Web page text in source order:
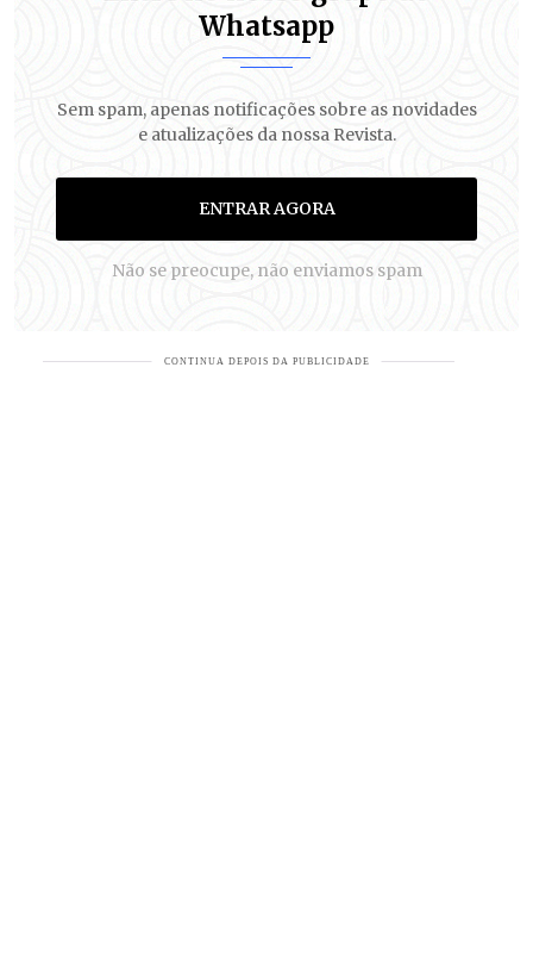
Whatsapp
Sem spam, apenas notificações sobre as novidades
e atualizações da nossa Revista.
ENTRAR AGORA
Não se preocupe, não enviamos spam